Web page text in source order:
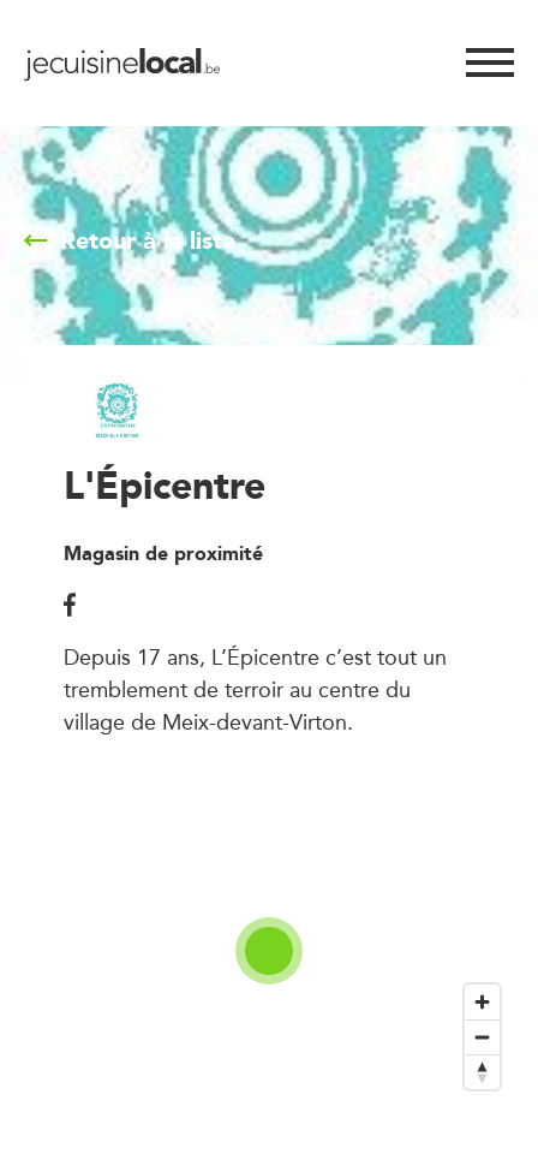
Retour à la liste
L'Épicentre
Magasin de proximité
Depuis 17 ans, L’Épicentre c’est tout un
tremblement de terroir au centre du
village de Meix-devant-Virton.